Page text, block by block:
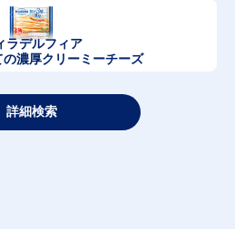
ラデルフィア
の濃厚クリーミーチーズ
詳細検索